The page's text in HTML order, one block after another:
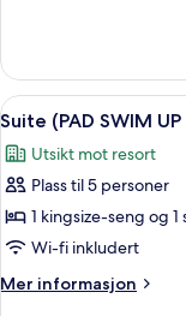
(FLAT
SUITE)
Åpne
alle
bildene
av
Suite
(PAD
SWIM
UP
3
Suite (PAD SWIM UP
Utsikt mot resort
Plass til 5 personer
1 kingsize-seng og
Wi-fi inkludert
Mer informasjon
Mer